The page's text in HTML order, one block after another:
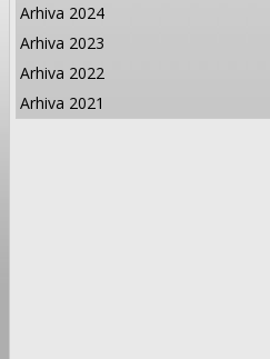
Arhiva 2024
Arhiva 2023
Arhiva 2022
Arhiva 2021